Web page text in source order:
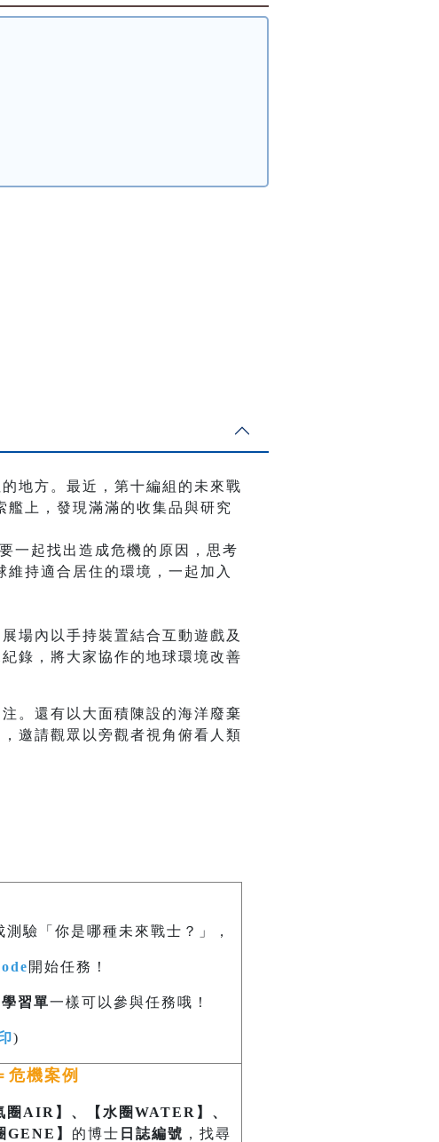
地方。最近，第十編組的未來戰
上，發現滿滿的收集品與研究
一起找出造成危機的原因，思考
持適合居住的環境，一起加入
場內以手持裝置結合互動遊戲及
錄，將大家協作的地球環境改善
。還有以大面積陳設的海洋廢棄
邀請觀眾以旁觀者視角俯看人類
測驗「你是哪種未來戰士？」，
開始任務！
習單一樣可以參與任務哦！
)
危機案例
圈AIR】、【水圈WATER】、
GENE】 的博士 日誌編號 ，找尋